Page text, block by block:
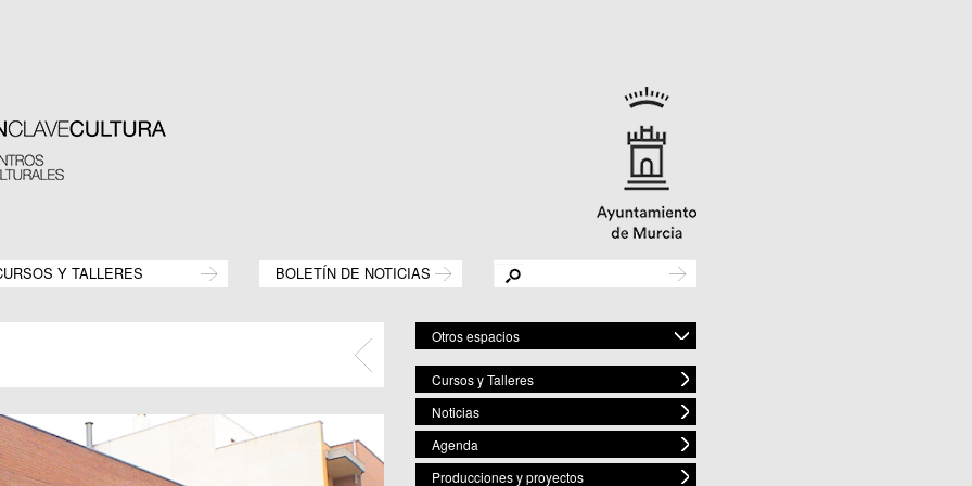
Y TALLERES BOLETÍN DE NOTICIAS
Otros espacios
Centros Culturales
C.M. Baños y Mendigo
C.C. BENIAJÁN
C.M. Cañadas de San Pedro
C.M. Casillas
Cursos y Talleres
Noticias
Agenda
Producciones y proyectos